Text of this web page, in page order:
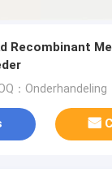
Recombinant
：Onderhandeling